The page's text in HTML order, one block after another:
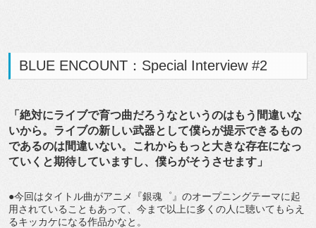
BLUE ENCOUNT：Special Interview #2
「絶対にライブで育つ曲だろうなというのはもう間違いな
いから。ライブの新しい武器として僕らが提示できるもの
であるのは間違いない。これからもっと大きな存在になっ
ていくと期待していますし、僕らがそうさせます」
●今回はタイトル曲がアニメ『銀魂゜』のオープニングテーマに起
用されていることもあって、今まで以上に多くの人に聴いてもらえ
るキッカケになる作品かなと。